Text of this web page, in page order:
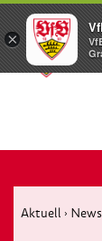
Aktuell ›
×